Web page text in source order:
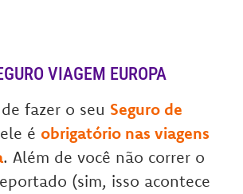
VIAGEM EUROPA
fazer o seu Seguro de
é obrigatório nas viagens
. Além de você não correr o
(sim, isso acontece